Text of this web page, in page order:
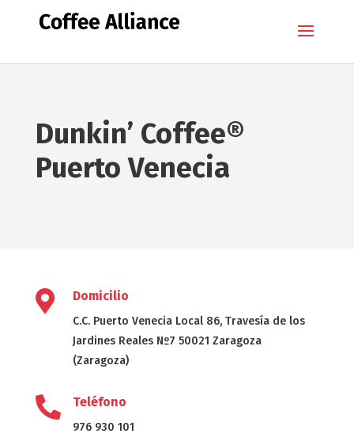
Dunkin’ Coffee®
Puerto Venecia
 Domicilio
C.C. Puerto Venecia Local 86, Travesía de los
Jardines Reales Nº7 50021 Zaragoza
(Zaragoza)
 Teléfono
976 930 101